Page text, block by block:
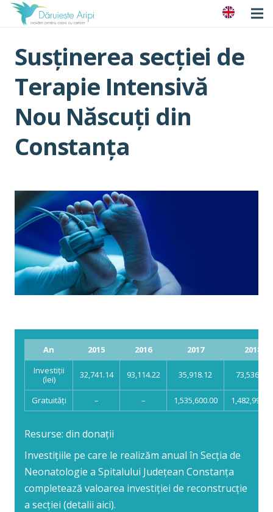
Susținerea secției de
Terapie Intensivă
Nou Născuți din
Constanța
An 2015 2016 2017
2018
Investiții
(lei)
32,741.14 93,114.22 35,918.12 73,536.13
Gratuități – – 1,535,600.00
Resurse: din donații
Investițiile pe care le realizăm anual în Secția de
Neonatologie a Spitalului Județean Constanța
completează valoarea investiției de reconstrucție
a secției (detalii aici).